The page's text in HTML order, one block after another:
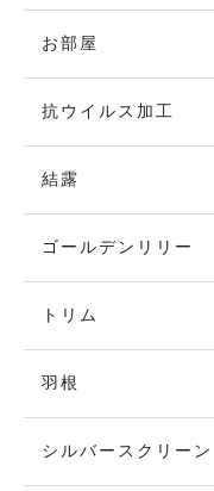
お部屋
抗ウイルス加工
結露
ゴールデンリリー
トリム
羽根
シルバースクリーン